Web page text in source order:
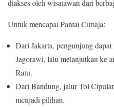
diakses oleh wisatawan dari
Untuk mencapai Pantai Cimaja:
Dari Jakarta, pengunjung
Jagorawi, lalu melanjutkan ke
Ratu.
Dari Bandung, jalur Tol
menjadi pilihan.